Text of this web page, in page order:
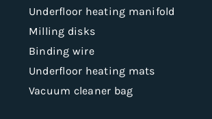
Underfloor heating manifold
Milling disks
Binding wire
Underfloor heating mats
Vacuum cleaner bag